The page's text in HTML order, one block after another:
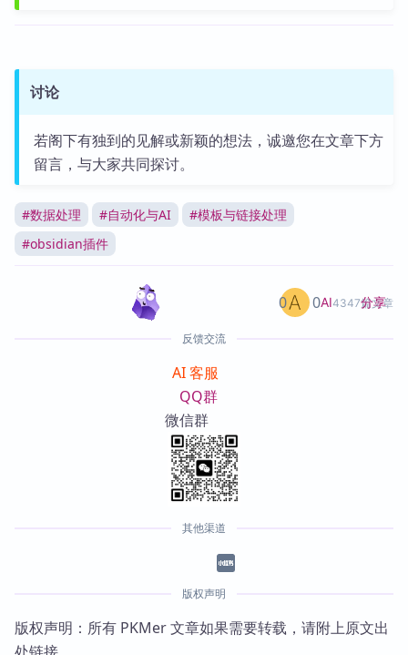
讨论
若阁下有独到的见解或新颖的想法，诚邀您在文章下方
留言，与大家共同探讨。
#数据处理 #自动化与AI #模板与链接处理
#obsidian插件
AI4347篇文章
0 0 分享
反馈交流
AI 客服
QQ群
微信群
其他渠道
版权声明
版权声明：所有 PKMer 文章如果需要转载，请附上原文出